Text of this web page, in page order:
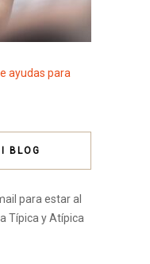
ayudas para
BLOG
para estar al
Típica y Atípica